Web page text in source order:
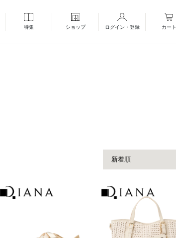
特集 ショップ ログイン・登録 カート